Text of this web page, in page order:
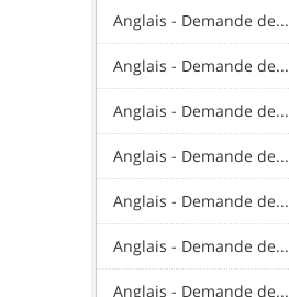
Anglais - Demande de...
Anglais - Demande de...
Anglais - Demande de...
Anglais - Demande de...
Anglais - Demande de...
Anglais - Demande de...
Anglais - Demande de...